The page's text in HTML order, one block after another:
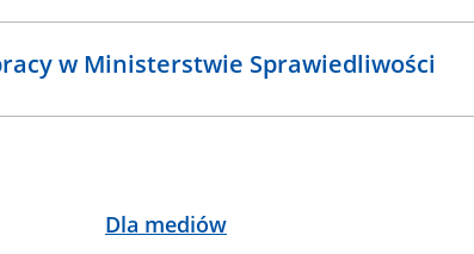
w Ministerstwie Sprawiedliwości
Dla mediów